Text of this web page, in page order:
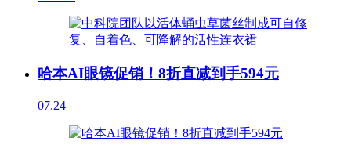
哈本AI眼镜促销！8折直减到手594元
07.24